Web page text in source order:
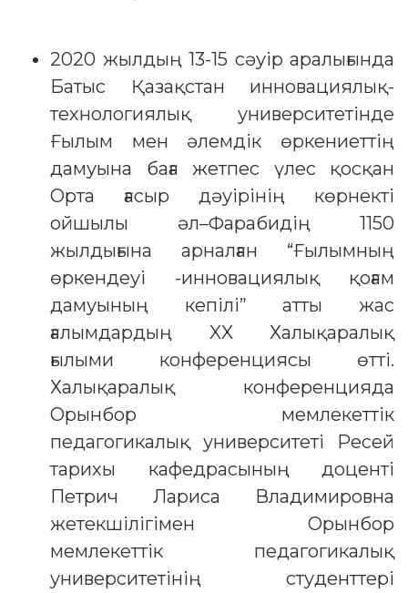
2020 жылдың 13-15 сәуір аралығында
Батыс Қазақстан инновациялық-
технологиялық университетінде
Ғылым мен әлемдік өркениеттің
дамуына баға жетпес үлес қосқан
Орта ғасыр дәуірінің көрнекті
ойшылы әл–Фарабидің 1150
жылдығына арналған “Ғылымның
өркендеуі -инновациялық қоғам
дамуының кепілі” атты жас
ғалымдардың XX Халықаралық
ғылыми конференциясы өтті.
Халықаралық конференцияда
Орынбор мемлекеттік
педагогикалық университеті Ресей
тарихы кафедрасының доценті
Петрич Лариса Владимировна
жетекшілігімен Орынбор
мемлекеттік педагогикалық
университетінің студенттері